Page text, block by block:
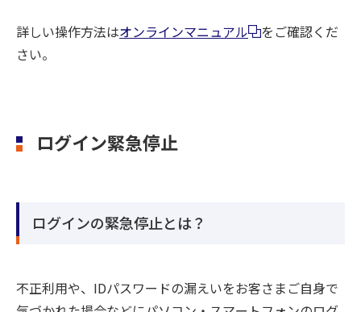
詳しい操作方法はオンラインマニュアル
をご確認くだ
さい。
ログイン緊急停止
ログインの緊急停止とは？
不正利用や、IDパスワードの漏えいをお客さまご自身で